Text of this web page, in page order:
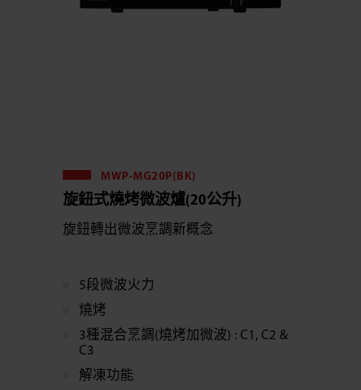
MWP-MG20P(BK)
旋鈕式燒烤微波爐(20公升)
旋鈕轉出微波烹調新概念
5段微波火力
燒烤
3種混合烹調(燒烤加微波) : C1, C2 &
C3
解凍功能